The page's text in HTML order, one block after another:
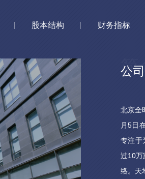
股本结构 财务指标
公
北京全
月5日
专注于
过10万
络。天